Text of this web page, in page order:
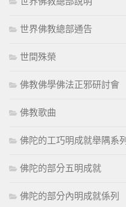
世界佛教總部通告
世間殊榮
佛教佛學佛法正邪研討會
佛教歌曲
佛陀的工巧明成就舉隅系列
佛陀的部分五明成就
佛陀的部分內明成就係列